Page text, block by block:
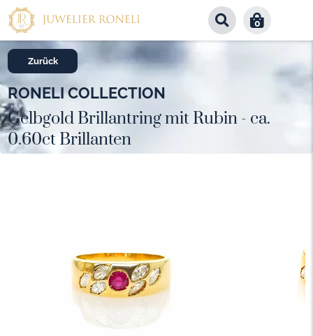
0
Zurück
RONELI COLLECTION
Gelbgold Brillantring mit Rubin - ca.
0.60ct Brillanten